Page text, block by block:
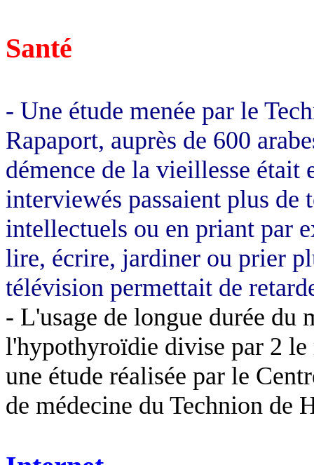
Santé
- Une étude menée par le
Rapaport, auprès de 600
démence de la vieillesse était
interviewés passaient plus de
intellectuels ou en priant par
lire, écrire, jardiner ou prier
télévision permettait de
- L'usage de longue durée
l'hypothyroïdie divise par 2 le
une étude réalisée par le
de médecine du Technion de